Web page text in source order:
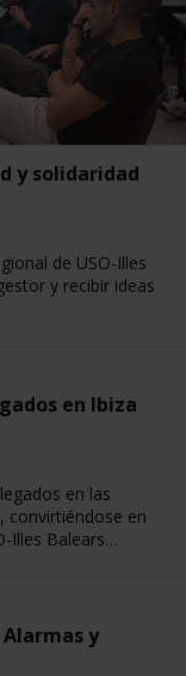
y solidaridad
de USO-Illes
y recibir ideas
en Ibiza
en las
convirtiéndose en
Illes Balears…
y